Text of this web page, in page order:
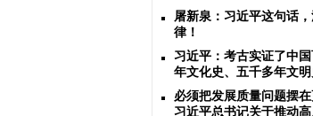
屠新泉：习近平这句话
律！
习近平：考古实证了中
年文化史、五千多年文明
必须把发展质量问题摆
习近平总书记关于推动